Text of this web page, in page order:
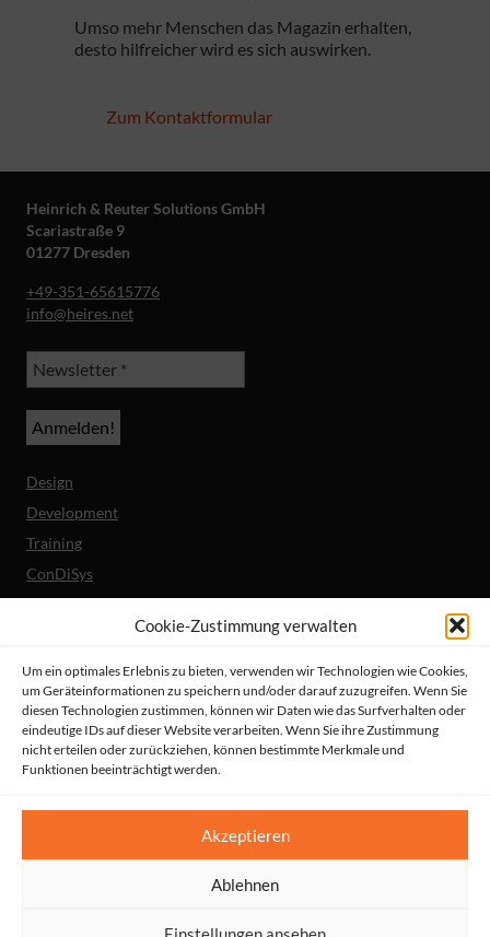
Cookie-Zustimmung verwalten
Um ein optimales Erlebnis zu bieten, verwenden wir Technologien wie Cookies,
um Geräteinformationen zu speichern und/oder darauf zuzugreifen. Wenn Sie
diesen Technologien zustimmen, können wir Daten wie das Surfverhalten oder
eindeutige IDs auf dieser Website verarbeiten. Wenn Sie ihre Zustimmung
nicht erteilen oder zurückziehen, können bestimmte Merkmale und
Funktionen beeinträchtigt werden.
Akzeptieren
Ablehnen
Umso mehr Menschen das Magazin erhalten,
desto hilfreicher wird es sich auswirken.
Zum Kontaktformular
Heinrich & Reuter Solutions GmbH
Scariastraße 9
01277 Dresden
+49-351-65615776
info@heires.net
Design
Development
Training
ConDiSys
Barrierefreiheit
Mobile Lösungen
Unternehmen
Referenzen
Aktuelles
© HeiReS GmbH
AGBs|Datenschutz